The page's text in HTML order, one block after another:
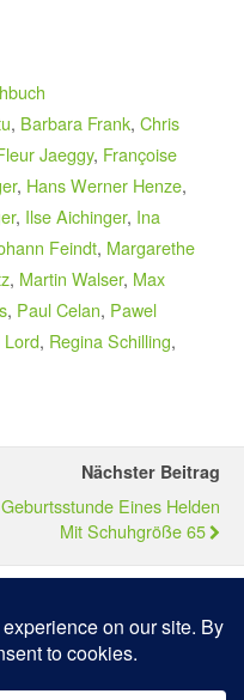
, Barbara Frank, Chris
Jaeggy, Françoise
, Hans Werner Henze,
, Ilse Aichinger, Ina
Feindt, Margarethe
, Martin Walser, Max
, Paul Celan, Pawel
Lord, Regina Schilling,
Nächster Beitrag
Geburtsstunde Eines Helden
Mit Schuhgröße 65